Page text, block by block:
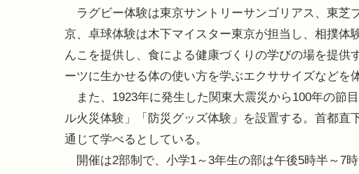
ラグビー体験は東京サントリーサンゴリアス、東芝
京、卓球体験は木下マイスター東京が担当し、相撲体
んこを提供し、食による健康づくりの学びの場を提
ーツに生かせる体の使い方を学ぶエクササイズなどを
また、1923年に発生した関東大震災から100年の節
ル火災体験」「防災グッズ体験」を設置する。首都
通じて学べるとしている。
開催は2部制で、小学1～3年生の部は午後5時半～7